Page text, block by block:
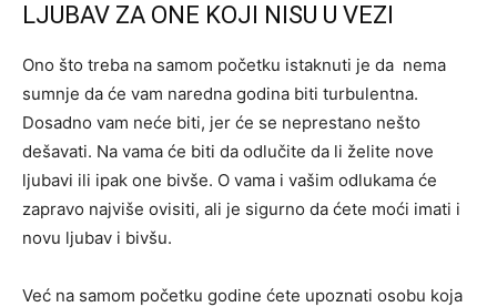
LJUBAV ZA ONE KOJI NISU U VEZI
Ono što treba na samom početku istaknuti je da nema
sumnje da će vam naredna godina biti turbulentna.
Dosadno vam neće biti, jer će se neprestano nešto
dešavati. Na vama će biti da odlučite da li želite nove
ljubavi ili ipak one bivše. O vama i vašim odlukama će
zapravo najviše ovisiti, ali je sigurno da ćete moći imati i
novu ljubav i bivšu.
Već na samom početku godine ćete upoznati osobu koja